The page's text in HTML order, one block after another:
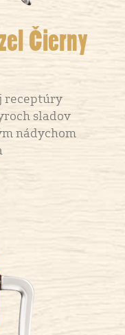
Čierny
receptúry
sladov
nádychom